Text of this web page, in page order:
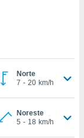
Norte
7 - 20 km/h
Noreste
5 - 18 km/h